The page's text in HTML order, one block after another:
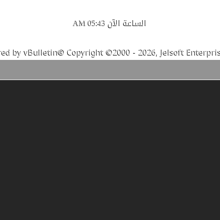
الساعة الآن 05:43 AM
by vBulletin® Copyright ©2000 - 2026, Jelsoft